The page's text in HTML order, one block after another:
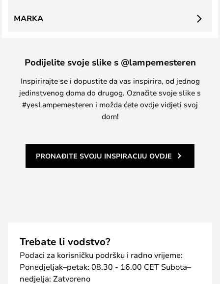
MARKA
Podijelite svoje slike s @lampemesteren
Inspirirajte se i dopustite da vas inspirira, od jednog
jedinstvenog doma do drugog. Označite svoje slike s
#yesLampemesteren i možda ćete ovdje vidjeti svoj
dom!
PRONAĐITE SVOJU INSPIRACIJU OVDJE
Trebate li vodstvo?
Podaci za korisničku podršku i radno vrijeme:
Ponedjeljak–petak: 08.30 - 16.00 CET Subota–
nedjelja: Zatvoreno